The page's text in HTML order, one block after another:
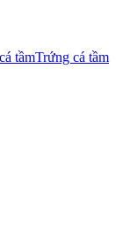
Trứng cá tầm